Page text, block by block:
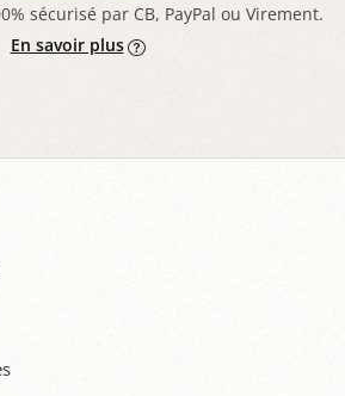
sécurisé par CB, PayPal ou Virement.
En savoir plus